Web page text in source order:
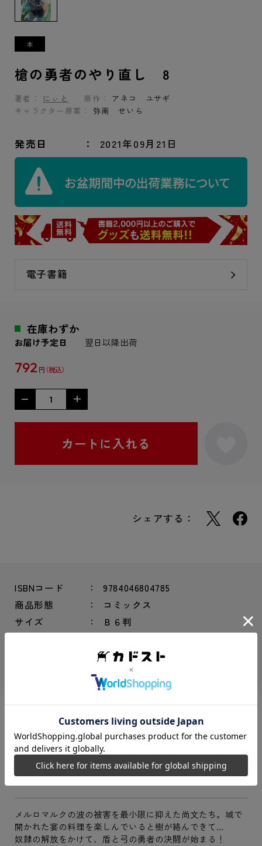
槍の勇者のやり直し 8
著者： にぃと 原作：
アネコ ユサギ
キャラクター原案：
弥南 せいら
発売日 2021年09月21日
電子書籍
在庫わずか
お届け予定日 翌日以降出荷
792 円
シェアする：
ISBNコード
9784046804785
商品形態
コミックス
サイズ
Ｂ６判
148ページ
『盾の勇者の成り上がり』シリ
もっと見る
「盾の勇者の成り上がり」公式スピンオフコミッ
ク第8弾!!
メルロマルクの波の被害を最小限に抑えた尚文たち。城で
開かれた宴の料理を楽しんでいると樹が絡んできて…
奴隷の解放をかけて、盾と弓の勇者の決闘が始まる！